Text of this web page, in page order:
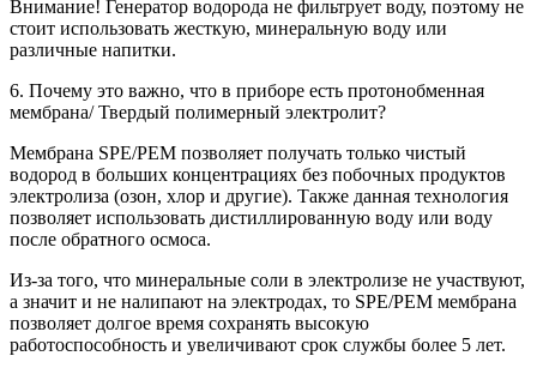
Внимание! Генератор водорода не фильтрует воду, поэтому не
стоит использовать жесткую, минеральную воду или
различные напитки.
6. Почему это важно, что в приборе есть протонобменная
мембрана/ Твердый полимерный электролит?
Мембрана SPE/PEM позволяет получать только чистый
водород в больших концентрациях без побочных продуктов
электролиза (озон, хлор и другие). Также данная технология
позволяет использовать дистиллированную воду или воду
после обратного осмоса.
Из-за того, что минеральные соли в электролизе не участвуют,
а значит и не налипают на электродах, то SPE/PEM мембрана
позволяет долгое время сохранять высокую
работоспособность и увеличивают срок службы более 5 лет.